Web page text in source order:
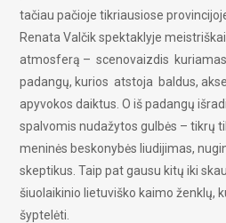
tačiau pačioje tikriausiose
Renata Valčik spektaklyje
atmosferą – scenovaizdis
padangų, kurios atstoja baldus,
apyvokos daiktus. O iš padangų
spalvomis nudažytos gulbės – tikrų
meninės beskonybės liudijimas,
skeptikus. Taip pat gausu kitų iki
šiuolaikinio lietuviško kaimo ženklų,
šyptelėti.